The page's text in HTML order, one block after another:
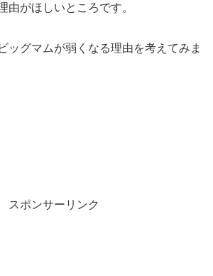
由がほしいところです。
ッグマムが弱くなる理由を考えてみま
スポンサーリンク